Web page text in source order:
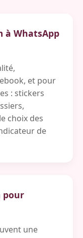
à WhatsApp
et pour
: stickers
choix des
de
pour
une